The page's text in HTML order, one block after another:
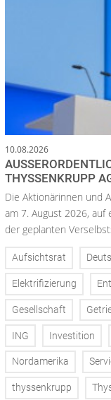
10.08.2026
HYSSENKRUPP AG
Die Aktionärinnen und
am 7. August 2026,
der geplanten
Aufsichtsrat
Elektrifizierung
Gesellschaft
ING Investition
Nordamerika
thyssenkrupp